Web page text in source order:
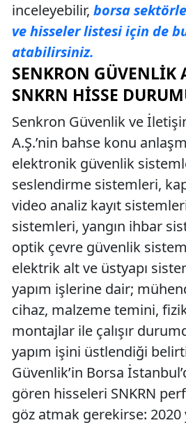
inceleyebilir, borsa
ve hisseler listesi için de
atabilirsiniz.
SENKRON GÜVENLIK
SNKRN HISSE
Senkron Güvenlik ve
A.Ş.’nin bahse konu
elektronik güvenlik
seslendirme sistemleri,
video analiz kayıt
sistemleri, yangın ihbar
optik çevre güvenlik
elektrik alt ve üstyapı
yapım işlerine dair;
cihaz, malzeme temini,
montajlar ile çalışır
yapım işini üstlendiği
Güvenlik’in Borsa
gören hisseleri SNKRN
göz atmak gerekirse: 2020